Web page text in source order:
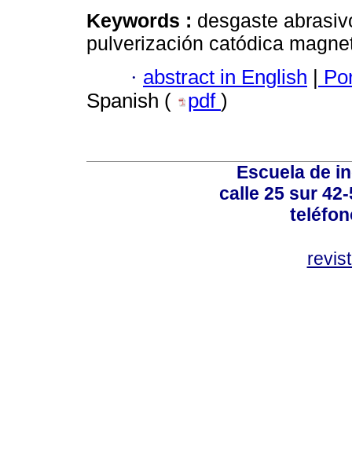
Keywords : desgaste
pulverización catódica
· abstract in English |
Spanish (
pdf )
Escuela de
calle 25 sur